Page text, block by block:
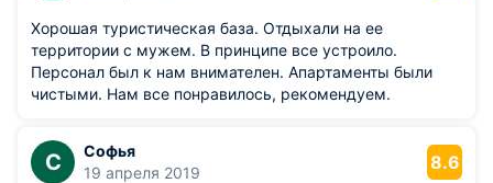
Хорошая туристическая база. Отдыхали на ее
территории с мужем. В принципе все устроило.
Персонал был к нам внимателен. Апартаменты были
чистыми. Нам все понравилось, рекомендуем.
С
Софья
19 апреля 2019
8.6